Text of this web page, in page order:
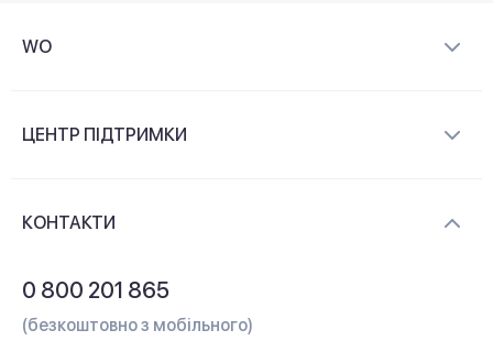
WO
Контакти
ЦЕНТР ПІДТРИМКИ
КОНТАКТИ
0 800 201 865
(безкоштовно з мобільного)